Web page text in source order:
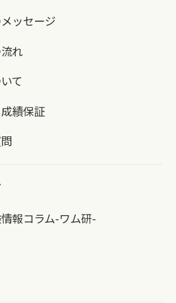
ッセージ
れ
て
績保証
報コラム-ワム研-